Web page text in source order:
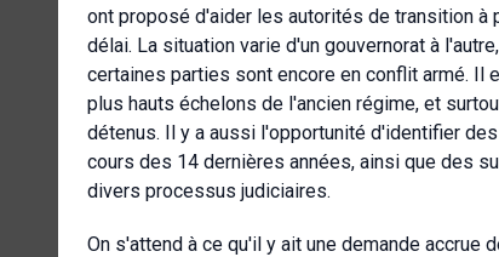
ont proposé d'aider les autorités de transition
délai. La situation varie d'un gouvernorat à
certaines parties sont encore en conflit armé.
plus hauts échelons de l'ancien régime, et
détenus. Il y a aussi l'opportunité d'identifier
cours des 14 dernières années, ainsi que des
divers processus judiciaires.
On s'attend à ce qu'il y ait une demande